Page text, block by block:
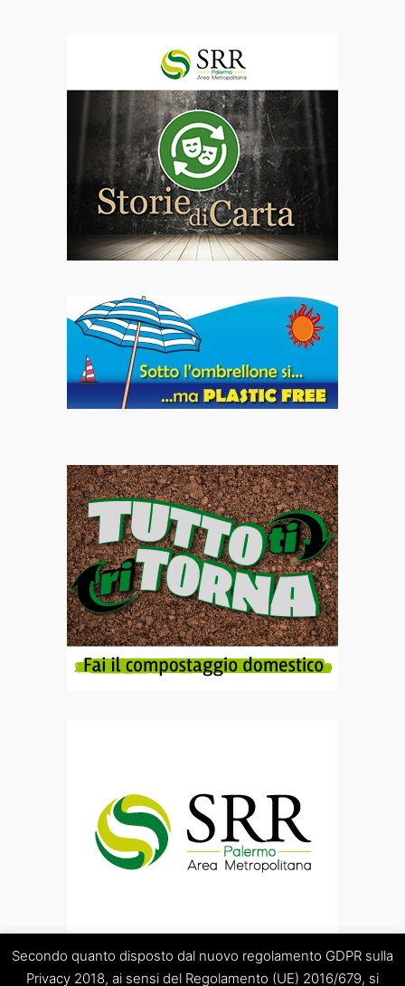
Secondo quanto disposto dal nuovo regolamento GDPR sulla
Privacy 2018, ai sensi del Regolamento (UE) 2016/679, si